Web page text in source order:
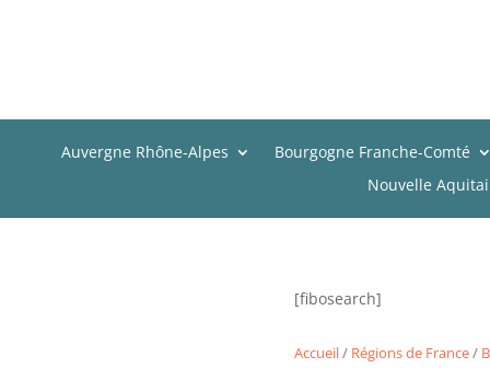
Auvergne Rhône-Alpes
Bourgogne Franche-Comté
Nouvelle
[fibosearch]
Accueil/ Régions de France/